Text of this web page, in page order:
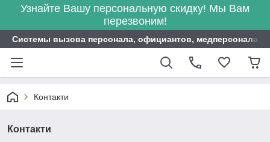
Узнайте Вашу персональную скидку! Мы Вам
перезвоним!
Системы вызова персонала, официантов, медперсонала
Контакти
Контакти